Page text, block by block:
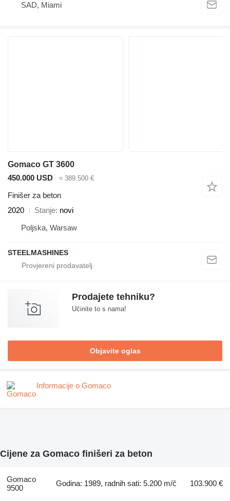
SAD, Miami
Gomaco GT 3600
450.000 USD
≈ 389.500 €
Finišer za beton
2020
Stanje novi
Poljska, Warsaw
STEELMASHINES
Prodajete tehniku?
Učinite to s nama!
Objavite oglas
Informacije o Gomaco
Cijene za Gomaco finišeri za beton
Gomaco
9500
Godina: 1989, radnih sati: 5.200 m/č 103.900 €